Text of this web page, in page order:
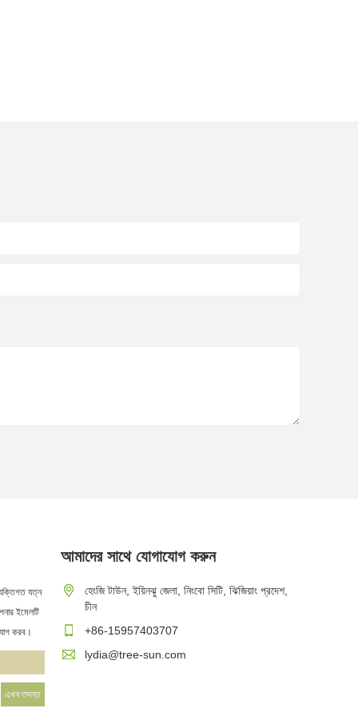
কীভাবে একটি জিহ্বা স্ক্র্যাপার কাজ করে এবং
কীভাবে আপনার সঠিকটি বেছে নেওয়া উচিত?
2026/07/29
এটি দূর হবে না—এটিই প্রথম জিনিস যা বেশিরভাগ
যত্ন
ইমেলটি
করব।
আমাদের সাথে যোগাযোগ করুন
হেংজি টাউন, ইয়িনঝু জেলা, নিংবো সিটি, ঝিজিয়াং প্রদেশ,
চীন
+86-15957403707
lydia@tree-sun.com